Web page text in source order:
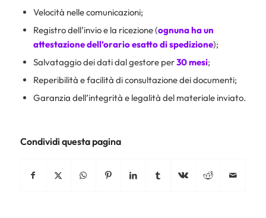
Velocità nelle comunicazioni;
Registro dell’invio e la ricezione (ognuna ha un
attestazione dell’orario esatto di spedizione);
Salvataggio dei dati dal gestore per30 mesi;
Reperibilità e facilità di consultazione dei documenti;
Garanzia dell’integrità e legalità del materiale inviato.
Condividi questa pagina